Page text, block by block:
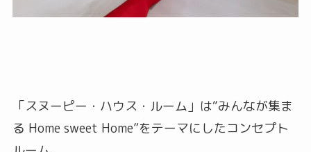
「スヌーピー・ハウス・ルーム」は“みんなが集ま
る Home sweet Home”をテーマにしたコンセプト